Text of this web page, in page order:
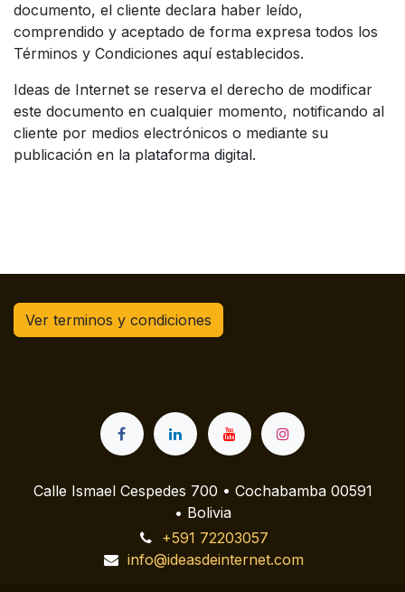
documento, el cliente declara haber leído,
comprendido y aceptado de forma expresa todos los
Términos y Condiciones aquí establecidos.
Ideas de Internet se reserva el derecho de modificar
este documento en cualquier momento, notificando al
cliente por medios electrónicos o mediante su
publicación en la plataforma digital.
Ver terminos y condiciones
Calle Ismael Cespedes 700 • Cochabamba 00591
• Bolivia
+591 72203057
info@ideasdeinternet.com